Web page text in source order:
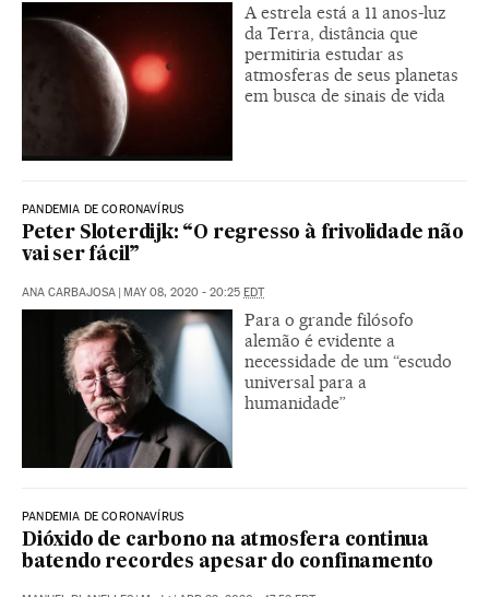
A estrela está a 11 anos-luz
da Terra, distância que
permitiria estudar as
atmosferas de seus planetas
em busca de sinais de vida
PANDEMIA DE CORONAVÍRUS
Peter Sloterdijk: “O regresso à frivolidade não
vai ser fácil”
ANA CARBAJOSA | MAY 08, 2020 - 20:25 EDT
Para o grande filósofo
alemão é evidente a
necessidade de um “escudo
universal para a
humanidade”
PANDEMIA DE CORONAVÍRUS
Dióxido de carbono na atmosfera continua
batendo recordes apesar do confinamento